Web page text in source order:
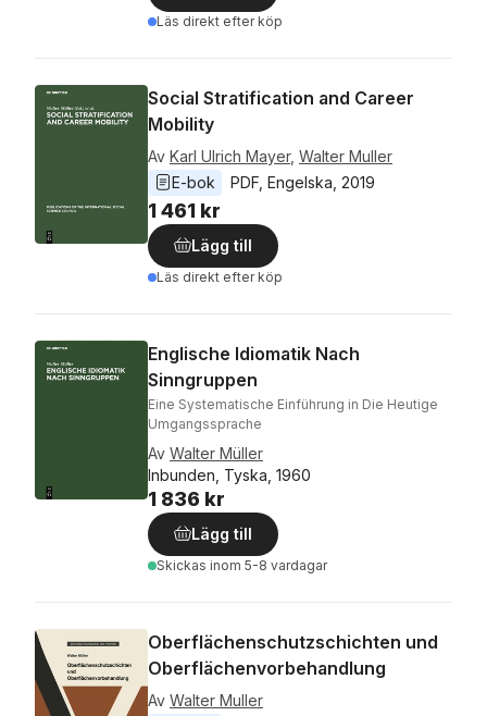
Läs direkt efter köp
Social Stratification and Career
Mobility
Av Karl Ulrich Mayer, Walter Muller
E-bok
PDF Engelska 2019
1 461 kr
Lägg till
Läs direkt efter köp
Englische Idiomatik Nach
Sinngruppen
Eine Systematische Einführung in Die Heutige
Umgangssprache
Av Walter Müller
Inbunden, Tyska, 1960
1 836 kr
Lägg till
Skickas inom 5-8 vardagar
Oberflächenschutzschichten und
Oberflächenvorbehandlung
Av Walter Muller